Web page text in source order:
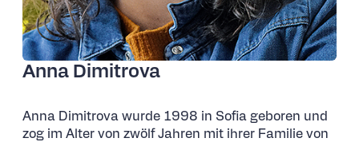
©Diego Oliva Tejeda
Anna Dimitrova
Anna Dimitrova wurde 1998 in Sofia geboren und
zog im Alter von zwölf Jahren mit ihrer Familie von